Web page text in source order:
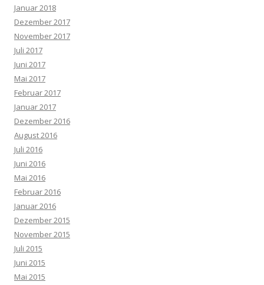
Januar 2018
Dezember 2017
November 2017
Juli 2017
Juni 2017
Mai 2017
Februar 2017
Januar 2017
Dezember 2016
August 2016
Juli 2016
Juni 2016
Mai 2016
Februar 2016
Januar 2016
Dezember 2015
November 2015
Juli 2015
Juni 2015
Mai 2015